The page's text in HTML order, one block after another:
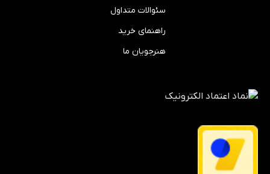
سئوالات متداول
راهنمای خرید
هنرجویان ما